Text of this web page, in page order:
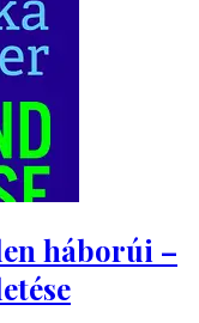
háborúi –